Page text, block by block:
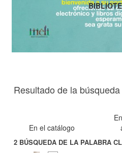
Resultado de la búsqueda
En el catálogo
2 BÚSQUEDA DE LA PALABRA